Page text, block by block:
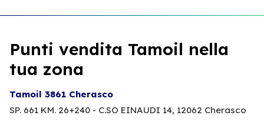
Punti vendita Tamoil nella
tua zona
Tamoil 3861 Cherasco
SP. 661 KM. 26+240 - C.SO EINAUDI 14, 12062 Cherasco